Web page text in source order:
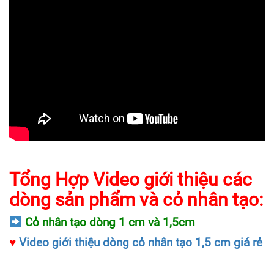
Tổng Hợp Video giới thiệu các
dòng sản phẩm và cỏ nhân tạo:
Cỏ nhân tạo dòng 1 cm và 1,5cm
♥ Video giới thiệu dòng cỏ nhân tạo 1,5 cm giá rẻ